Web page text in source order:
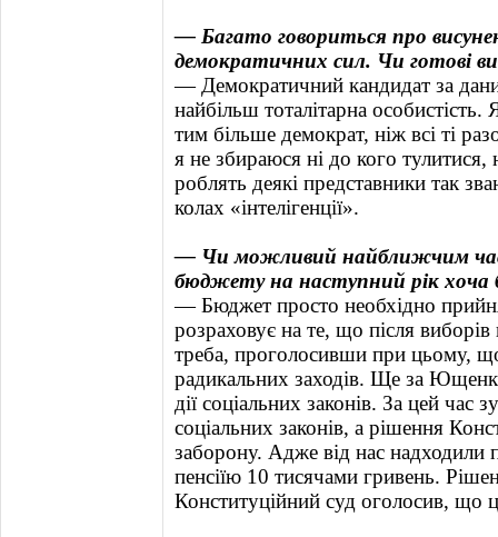
— Багато говориться про
демократичних сил. Чи готові
— Демократичний кандидат за
найбільш тоталітарна
тим більше демократ, ніж всі ті
я не збираюся ні до кого тулитися,
роблять деякі представники так
колах «інтелігенції».
— Чи можливий найближчим
бюджету на наступний рік хоча
— Бюджет просто необхідно
розраховує на те, що після
треба, проголосивши при цьому,
радикальних заходів. Ще за
дії соціальних законів. За цей час
соціальних законів, а рішення
заборону. Адже від нас
пенсіїю 10 тисячами гривень.
Конституційний суд оголосив, що